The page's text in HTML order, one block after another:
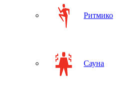
Ритмико
Сауна